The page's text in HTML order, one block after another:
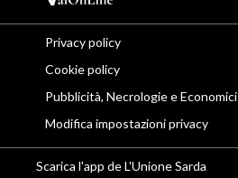
Privacy policy
Cookie policy
Pubblicità, Necrologie e Economici
Modifica impostazioni privacy
Scarica l'app de L'Unione Sarda